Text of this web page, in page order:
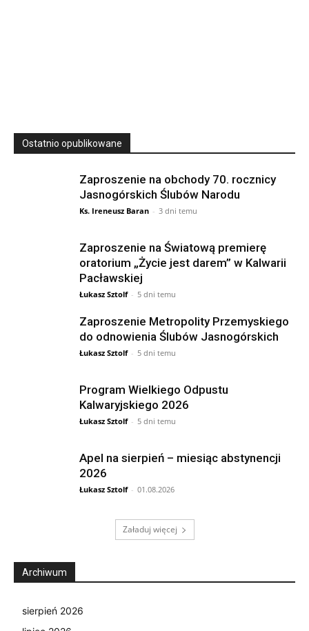
Ostatnio opublikowane
Zaproszenie na obchody 70. rocznicy
Jasnogórskich Ślubów Narodu
Ks. Ireneusz Baran - 3 dni temu
Zaproszenie na Światową premierę
oratorium „Życie jest darem” w Kalwarii
Pacławskiej
Łukasz Sztolf - 5 dni temu
Zaproszenie Metropolity Przemyskiego
do odnowienia Ślubów Jasnogórskich
Łukasz Sztolf - 5 dni temu
Program Wielkiego Odpustu
Kalwaryjskiego 2026
Łukasz Sztolf - 5 dni temu
Apel na sierpień – miesiąc abstynencji
2026
Łukasz Sztolf - 01.08.2026
Załaduj więcej
Archiwum
sierpień 2026